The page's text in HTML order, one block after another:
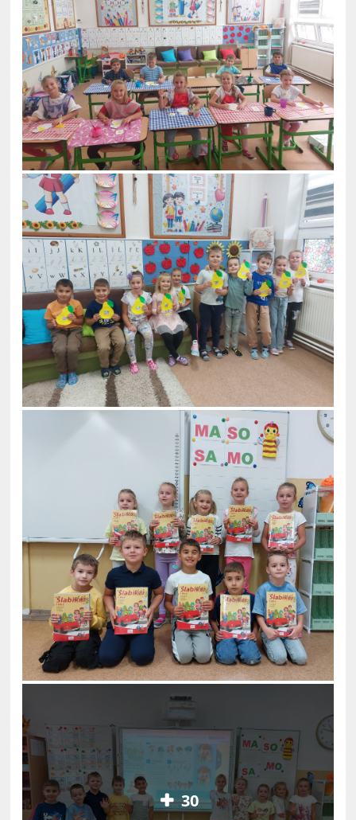
30